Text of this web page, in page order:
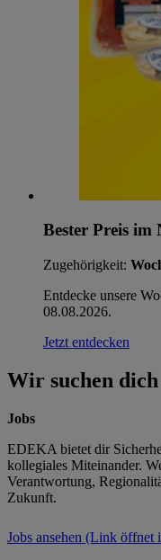
Bester Preis im
Zugehörigkeit:
Entdecke unsere
08.08.2026.
Jetzt entdecken
Wir suchen
Jobs
EDEKA bietet dir
kollegiales Miteinander.
Verantwortung,
Zukunft.
Jobs ansehen (Link öffnet